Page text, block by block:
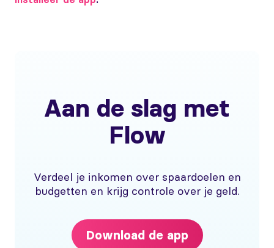
Aan de slag met
Flow
Verdeel je inkomen over spaardoelen en
budgetten en krijg controle over je geld.
Download de app